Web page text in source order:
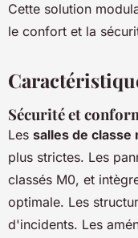
Cette solution
le confort et la
Sécurité et
Les salles de classe
plus strictes. Les
classés M0, et
optimale. Les
d'incidents. Les